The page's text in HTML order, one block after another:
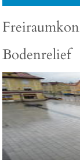
Bodenrelief